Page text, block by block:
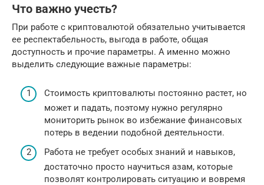
Что важно учесть?
При работе с криптовалютой обязательно учитывается
ее респектабельность, выгода в работе, общая
доступность и прочие параметры. А именно можно
выделить следующие важные параметры:
Стоимость криптовалюты постоянно растет, но
может и падать, поэтому нужно регулярно
мониторить рынок во избежание финансовых
потерь в ведении подобной деятельности.
Работа не требует особых знаний и навыков,
достаточно просто научиться азам, которые
позволят контролировать ситуацию и вовремя